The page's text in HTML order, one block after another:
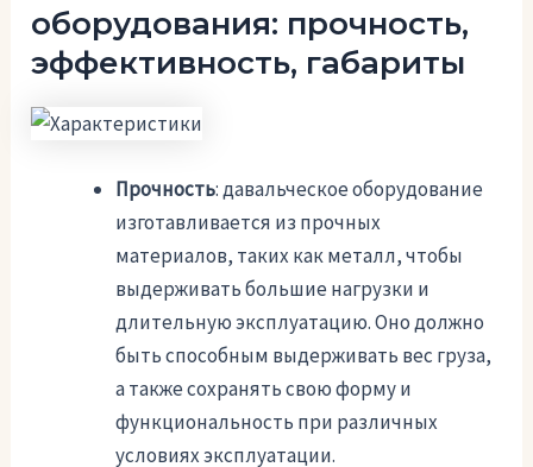
оборудования: прочность,
эффективность, габариты
Прочность: давальческое оборудование
изготавливается из прочных
материалов, таких как металл, чтобы
выдерживать большие нагрузки и
длительную эксплуатацию. Оно должно
быть способным выдерживать вес груза,
а также сохранять свою форму и
функциональность при различных
условиях эксплуатации.